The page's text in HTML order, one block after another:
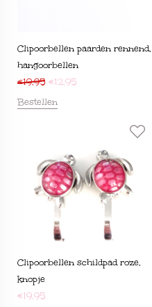
Clipoorbellen paarden rennend,
hangoorbellen
€19,95 €12,95
Bestellen
Clipoorbellen schildpad roze,
knopje
€19,95